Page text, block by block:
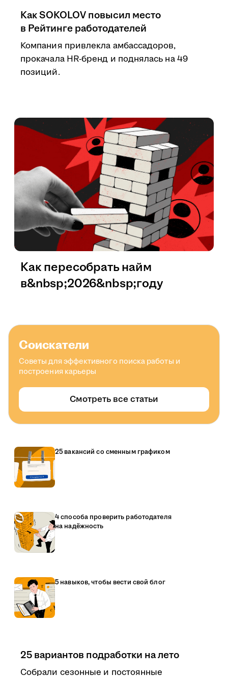
Как SOKOLOV повысил место
в Рейтинге работодателей
Компания привлекла амбассадоров,
прокачала HR-бренд и поднялась на 49
позиций.
Как пересобрать найм
в&nbsp;2026&nbsp;году
Соискатели
Советы для эффективного поиска работы и
построения карьеры
Смотреть все статьи
25 вакансий со сменным графиком
4 способа проверить работодателя
на надёжность
5 навыков, чтобы вести свой блог
25 вариантов подработки на лето
Собрали сезонные и постоянные